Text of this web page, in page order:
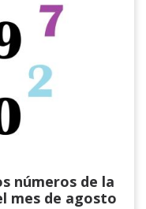
números de la
mes de agosto